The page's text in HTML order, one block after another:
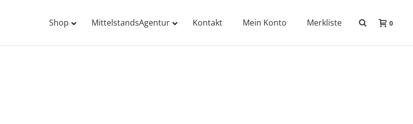
Shop MittelstandsAgentur Kontakt Mein Konto Merkliste 0